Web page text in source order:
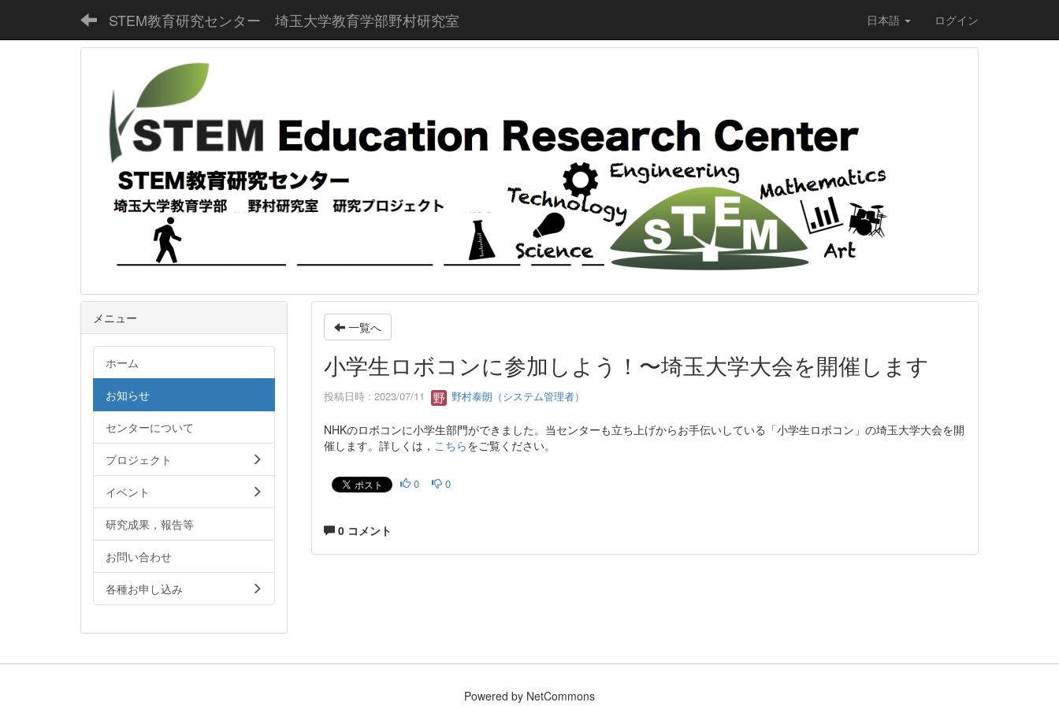
STEM教育研究センター 埼玉大学教育学部野村研究室 日本語 ログイン
一覧へ
小学生ロボコンに参加しよう！〜埼玉大学大会を開催します
投稿日時 : 2023/07/11 野村泰朗（システム管理者）
NHKのロボコンに小学生部門ができました。当センターも立ち上げからお手伝いしている「小学生ロボコン」の埼玉大学大会を開
催します。詳しくは， こちらをご覧ください。
0 0
0 コメント
メニュー
ホーム
お知らせ
センターについて
プロジェクト
イベント
研究成果，報告等
お問い合わせ
各種お申し込み
Powered by NetCommons